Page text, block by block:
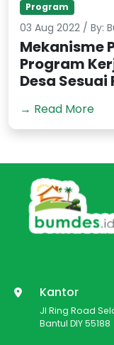
Program
03 Aug 2022 / By:
Mekanisme
Program
Desa Sesuai
→ Read More
Kantor
Jl Ring Road
Bantul DIY 55188